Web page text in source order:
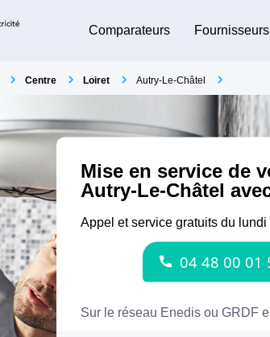
Comparateurs Fournisseurs
Centre Loiret Autry-Le-Châtel